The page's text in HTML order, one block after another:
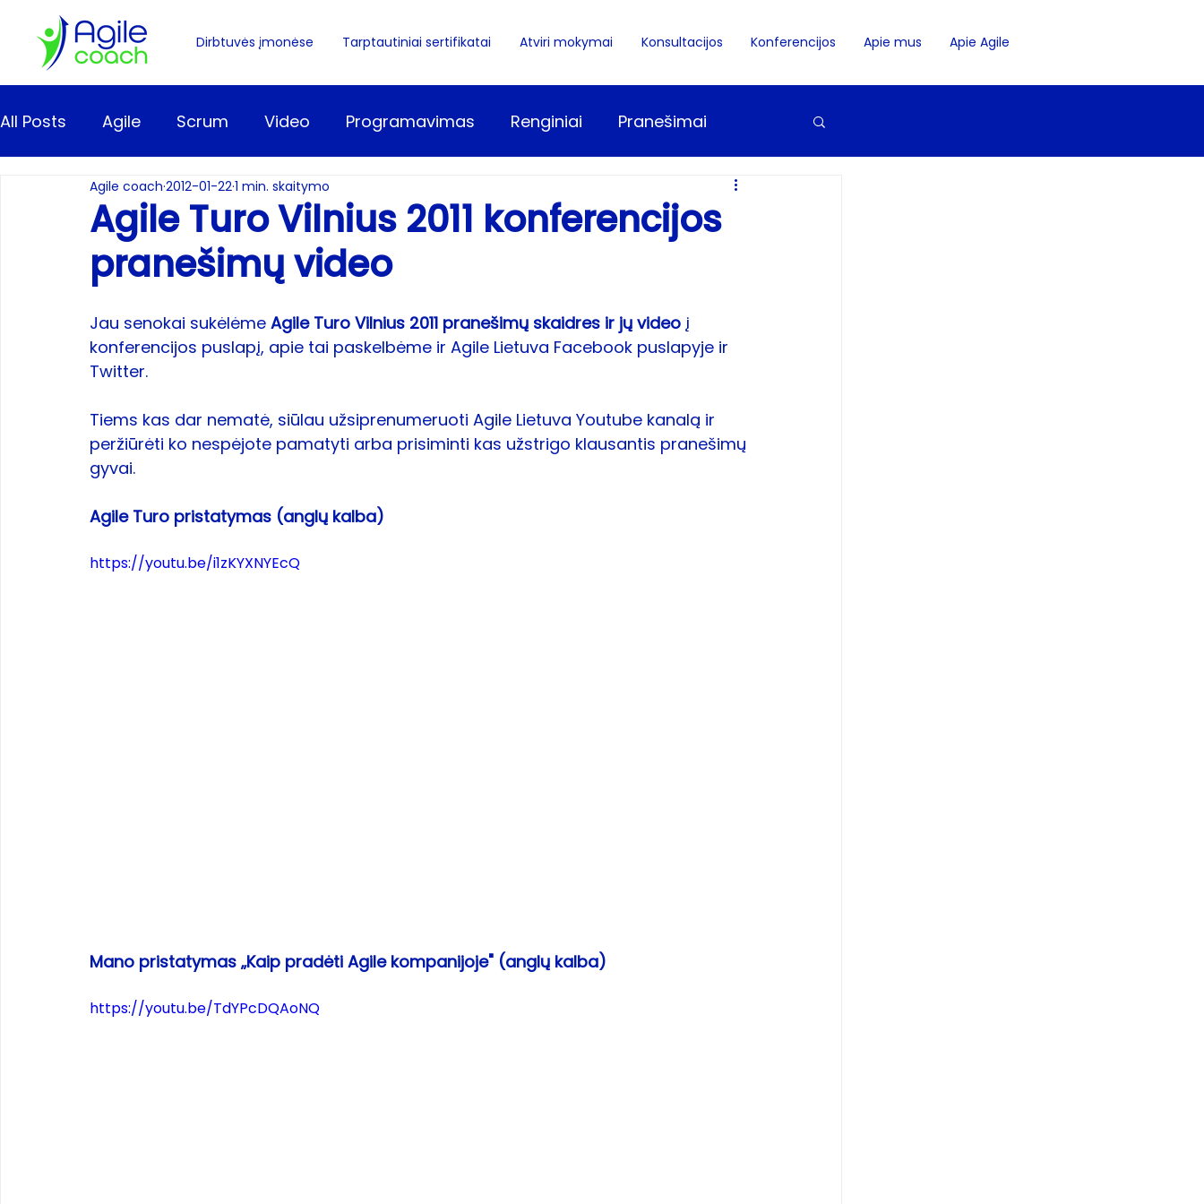
Dirbtuvės įmonėse Tarptautiniai sertifikatai Atviri mokymai Konsultacijos Konferencijos Apie mus Apie Agile
All Posts Agile Scrum Video Programavimas Renginiai Pranešimai
Komanda Kiti Fokusavimasi Kanban
Užduočių vertinimas Retrospektyvos
Agile Turo Vilnius 2011 konferencijos
pranešimų video
Agile coach 2012-01-221 min. skaitymo
Jau senokai sukėlėme Agile Turo Vilnius 2011 pranešimų skaidres ir jų video į
konferencijos puslapį, apie tai paskelbėme ir Agile Lietuva Facebook puslapyje ir
Twitter.
Tiems kas dar nematė, siūlau užsiprenumeruoti Agile Lietuva Youtube kanalą ir
peržiūrėti ko nespėjote pamatyti arba prisiminti kas užstrigo klausantis pranešimų
gyvai.
Agile Turo pristatymas (anglų kalba)
https://youtu.be/i1zKYXNYEcQ
Mano pristatymas „Kaip pradėti Agile kompanijoje" (anglų kalba)
https://youtu.be/TdYPcDQAoNQ